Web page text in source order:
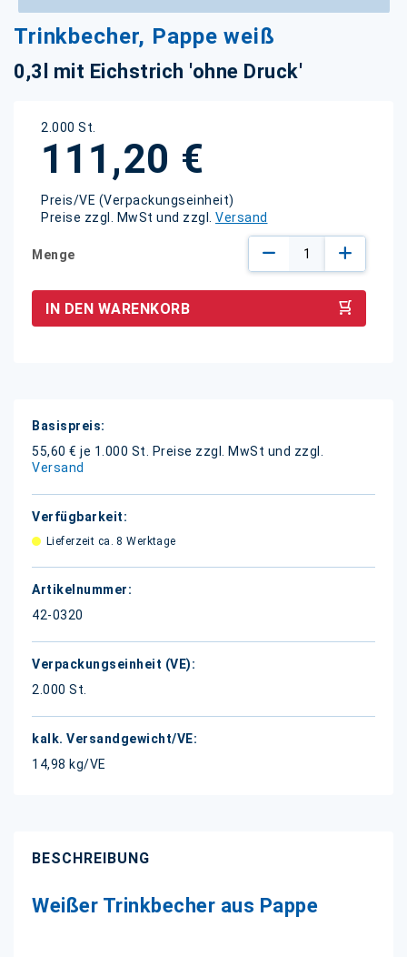
Trinkbecher, Pappe weiß
0,3l mit Eichstrich 'ohne Druck'
2.000 St.
111,20 €
Preis/VE (Verpackungseinheit)
Preise zzgl. MwSt und zzgl. Versand
Menge
IN DEN WARENKORB
Weitere
Informationen
55,60 € je 1.000 St.
Preise zzgl. MwSt und zzgl.
Versand
Lieferzeit ca. 8 Werktage
42-0320
2.000 St.
14,98 kg/VE
Zum
Anfang
der
Bildgalerie
BESCHREIBUNG
Weißer Trinkbecher aus Pappe